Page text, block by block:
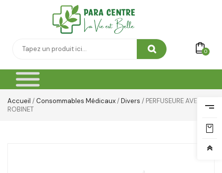
0
Accueil /Consommables Médicaux/Divers / PERFUSEURE AVEC
ROBINET
Thé & Tisanes
Toilette & Soin Bébé
Vêtement Amincissant